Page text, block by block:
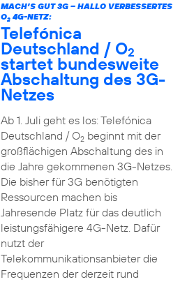
MACH’S GUT 3G – HALLO VERBESSERTES
O24G-NETZ:
Telefónica
Deutschland / O2
startet bundesweite
Abschaltung des 3G-
Netzes
Ab 1. Juli geht es los: Telefónica
Deutschland / O2beginnt mit der
großflächigen Abschaltung des in
die Jahre gekommenen 3G-Netzes.
Die bisher für 3G benötigten
Ressourcen machen bis
Jahresende Platz für das deutlich
leistungsfähigere 4G-Netz. Dafür
nutzt der
Telekommunikationsanbieter die
Frequenzen der derzeit rund